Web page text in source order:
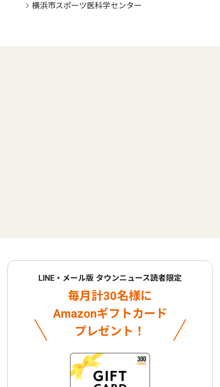
横浜市スポーツ医科学センター
LINE・メール版 タウンニュース読者限定
毎月計30名様に
Amazonギフトカード
プレゼント！